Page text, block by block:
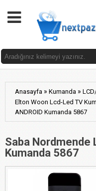
Anasayfa » Kumanda »
Elton Woon Lcd-Led TV
ANDROID Kumanda 5867
Saba Nordmende
Kumanda 5867